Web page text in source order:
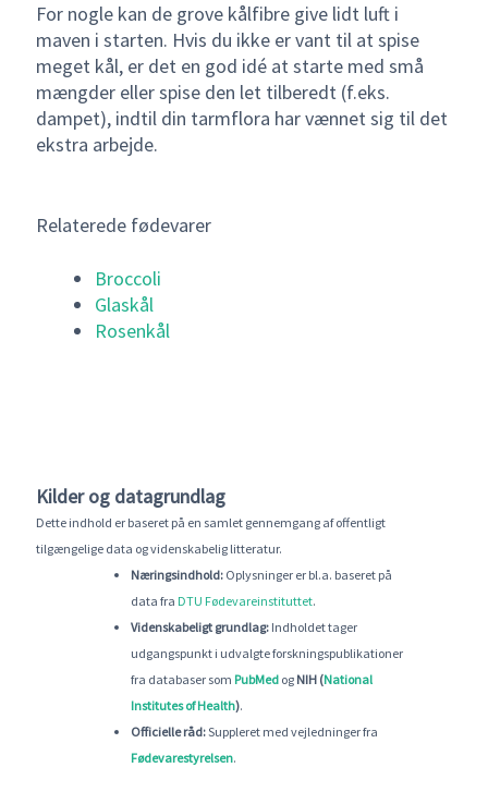
For nogle kan de grove kålfibre give lidt luft i
maven i starten. Hvis du ikke er vant til at spise
meget kål, er det en god idé at starte med små
mængder eller spise den let tilberedt (f.eks.
dampet), indtil din tarmflora har vænnet sig til det
ekstra arbejde.
Relaterede fødevarer
Broccoli
Glaskål
Rosenkål
Kilder og datagrundlag
Dette indhold er baseret på en samlet gennemgang af offentligt
tilgængelige data og videnskabelig litteratur.
Næringsindhold:Oplysninger er bl.a. baseret på
data fra DTU Fødevareinstituttet.
Videnskabeligt grundlag:Indholdet tager
udgangspunkt i udvalgte forskningspublikationer
fra databaser som PubMed og NIH (National
Institutes of Health).
Officielle råd:Suppleret med vejledninger fra
Fødevarestyrelsen.